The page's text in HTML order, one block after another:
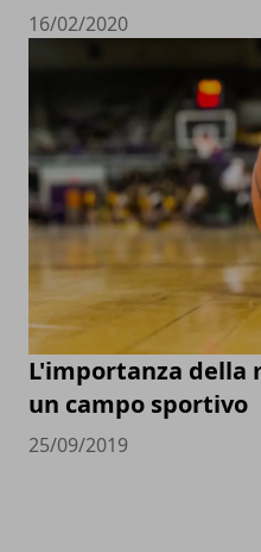
16/02/2020
L'importanza della
un campo sportivo
25/09/2019